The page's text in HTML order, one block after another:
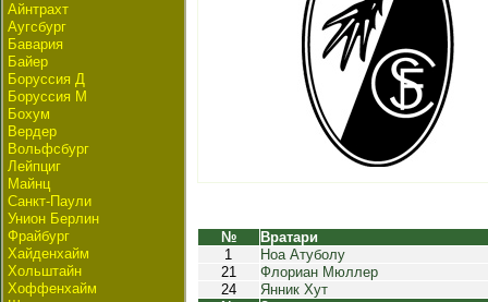
Айнтрахт
Аугсбург
Бавария
Байер
Боруссия Д
Боруссия М
Бохум
Вердер
Вольфсбург
Лейпциг
Майнц
Санкт-Паули
Унион Берлин
Фрайбург
Хайденхайм
Хольштайн
Хоффенхайм
№
Вратари
1
Ноа Атуболу
21
Флориан Мюллер
24
Янник Хут